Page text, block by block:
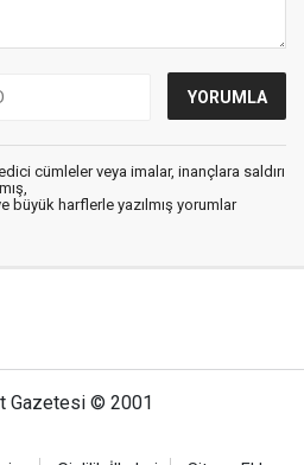
cümleler veya imalar, inançlara saldırı
büyük harflerle yazılmış yorumlar
Gazetesi © 2001